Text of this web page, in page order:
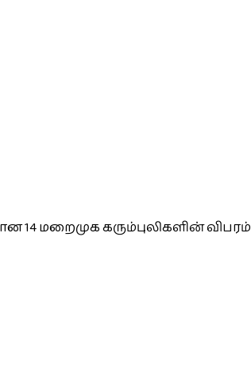
14 மறைமுக கரும்புலிகளின் விபரம்